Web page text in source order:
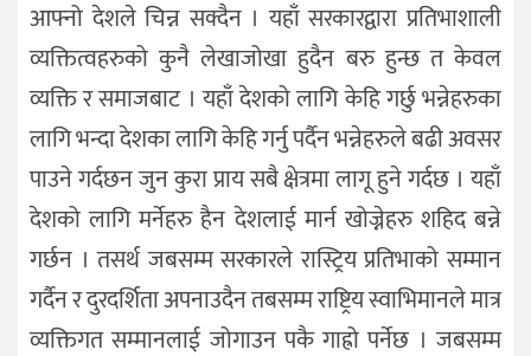
आफ्नो देशले चिन्न सक्दैन । यहाँ सरकारद्वारा प्रतिभाशाली
व्यक्तित्वहरुको कुनै लेखाजोखा हुदैन बरु हुन्छ त केवल
व्यक्ति र समाजबाट । यहाँ देशको लागि केहि गर्छु भन्नेहरुका
लागि भन्दा देशका लागि केहि गर्नु पर्दैन भन्नेहरुले बढी अवसर
पाउने गर्दछन जुन कुरा प्राय सबै क्षेत्रमा लागू हुने गर्दछ । यहाँ
देशको लागि मर्नेहरु हैन देशलाई मार्न खोज्नेहरु शहिद बन्ने
गर्छन । तसर्थ जबसम्म सरकारले रास्ट्रिय प्रतिभाको सम्मान
गर्दैन र दुरदर्शिता अपनाउदैन तबसम्म राष्ट्रिय स्वाभिमानले मात्र
व्यक्तिगत सम्मानलाई जोगाउन पकै गाह्रो पर्नेछ । जबसम्म